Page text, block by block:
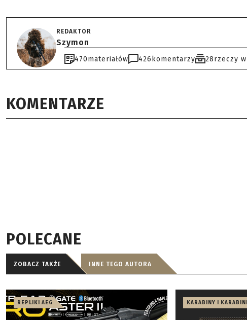
REDAKTOR
Szymon
470materiałów 426 komentarzy 28rzeczy
KOMENTARZE
POLECANE
ZOBACZ TAKŻE INNE TEGO AUTORA
REPLIKI AEG KARABINY I